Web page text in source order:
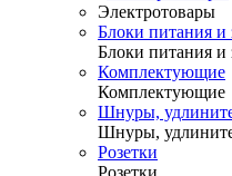
Электротовары
Блоки питания и
Блоки питания и
Комплектующие
Комплектующие
Шнуры,
Шнуры,
Розетки
Розетки